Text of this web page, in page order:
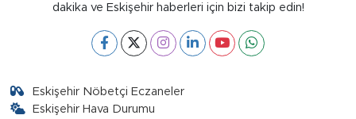
dakika ve Eskişehir haberleri için bizi takip edin!
Eskişehir Nöbetçi Eczaneler
Eskişehir Hava Durumu